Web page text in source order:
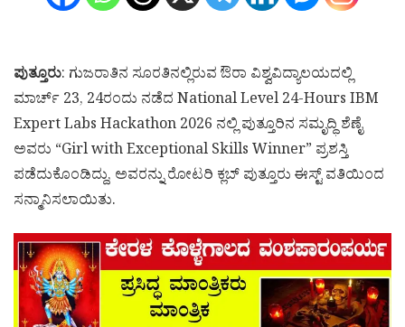
ಪುತ್ತೂರು: ಗುಜರಾತಿನ ಸೂರತಿನಲ್ಲಿರುವ ಔರಾ ವಿಶ್ವವಿದ್ಯಾಲಯದಲ್ಲಿ
ಮಾರ್ಚ್ 23, 24ರಂದು ನಡೆದ National Level 24-Hours IBM
Expert Labs Hackathon 2026 ನಲ್ಲಿ ಪುತ್ತೂರಿನ ಸಮೃದ್ಧಿ ಶೆಣೈ
ಅವರು “Girl with Exceptional Skills Winner” ಪ್ರಶಸ್ತಿ
ಪಡೆದುಕೊಂಡಿದ್ದು, ಅವರನ್ನು ರೋಟರಿ ಕ್ಲಬ್ ಪುತ್ತೂರು ಈಸ್ಟ್ ವತಿಯಿಂದ
ಸನ್ಮಾನಿಸಲಾಯಿತು.